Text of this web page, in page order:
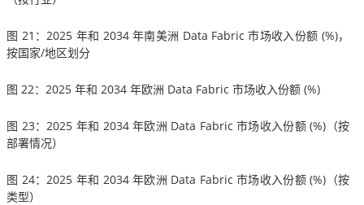
图 21：2025 年和 2034 年南美洲 Data Fabric 市场收入份额 (%)，
按国家/地区划分
图 22：2025 年和 2034 年欧洲 Data Fabric 市场收入份额 (%)
图 23：2025 年和 2034 年欧洲 Data Fabric 市场收入份额 (%)（按
部署情况）
图 24：2025 年和 2034 年欧洲 Data Fabric 市场收入份额 (%)（按
类型）